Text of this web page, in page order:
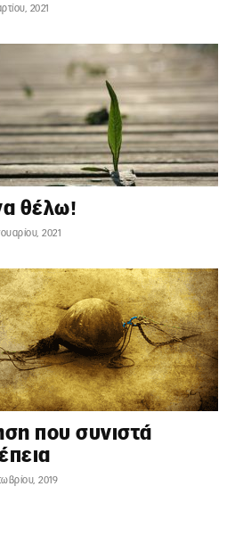
2021
θέλω!
2021
που συνιστά
2019